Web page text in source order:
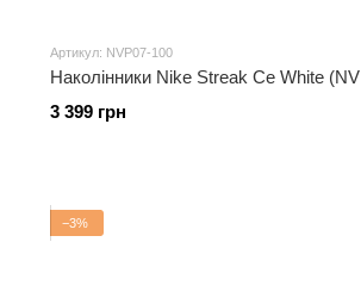
Артикул: NVP07-100
Наколінники Nike Streak Ce White
3 399 грн
−3%